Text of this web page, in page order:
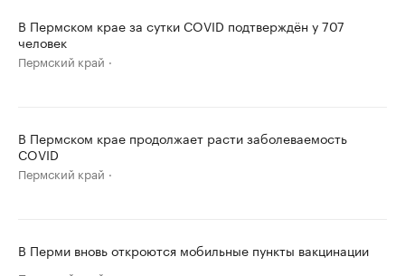
В Пермском крае за сутки COVID подтверждён у 707
человек
Пермский край
В Пермском крае продолжает расти заболеваемость
COVID
Пермский край
В Перми вновь откроются мобильные пункты вакцинации